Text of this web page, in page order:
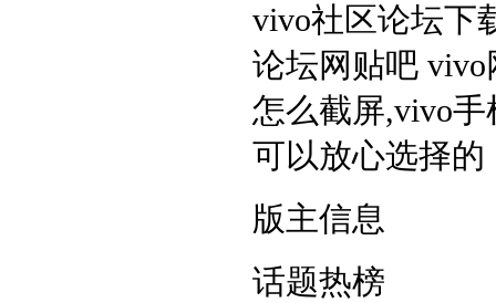
vivo社区论坛下
论坛网贴吧 vivo
怎么截屏,vivo
可以放心选择的
版主信息
话题热榜